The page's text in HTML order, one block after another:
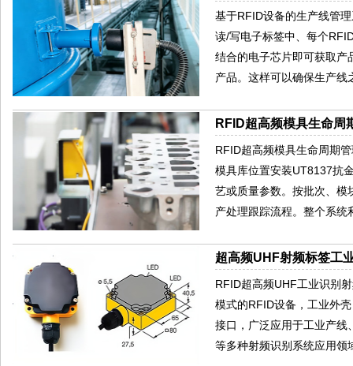
基于RFID设备的生产线管
读/写电子标签中、每个
结合的电子芯片即可获取产
产品。这样可以确保生产线
RFID超高频模具生命周
RFID超高频模具生命周期
模具库位置安装UT8137抗
艺或质量参数。按批次、模
产处理跟踪流程。整个系统
超高频UHF射频标签工
RFID超高频UHF工业识别
模式的RFID设备，工业外
接口，广泛应用于工业产线
等多种射频识别系统应用领